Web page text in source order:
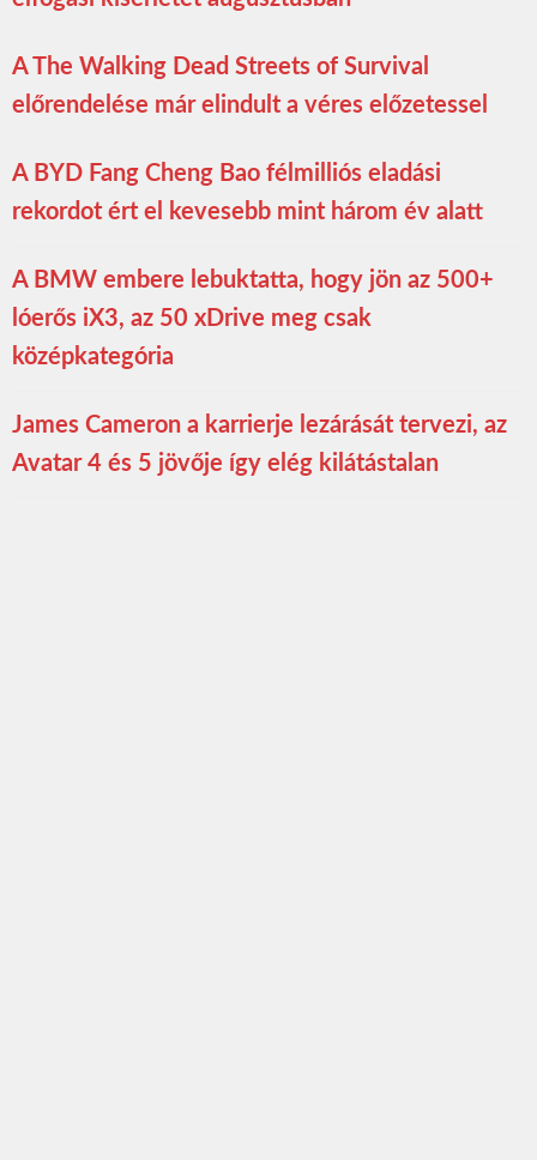
A The Walking Dead Streets of Survival
előrendelése már elindult a véres előzetessel
A BYD Fang Cheng Bao félmilliós eladási
rekordot ért el kevesebb mint három év alatt
A BMW embere lebuktatta, hogy jön az 500+
lóerős iX3, az 50 xDrive meg csak
középkategória
James Cameron a karrierje lezárását tervezi, az
Avatar 4 és 5 jövője így elég kilátástalan